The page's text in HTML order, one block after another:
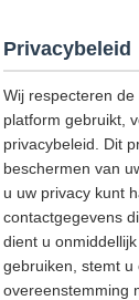
Privacybeleid
Wij respecteren
platform gebruikt,
privacybeleid. Dit
beschermen van
u uw privacy kunt
contactgegevens
dient u
gebruiken, stemt u
overeenstemming